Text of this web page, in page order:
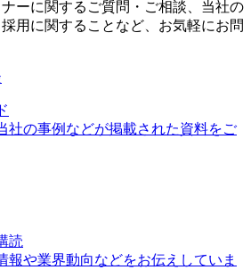
ーに関するご質問・ご相談、当社の
用に関することなど、お気軽にお問
社の事例などが掲載された資料をご
読
報や業界動向などをお伝えしていま